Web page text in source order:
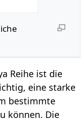
Reihe ist die
eine starke
bestimmte
können. Die